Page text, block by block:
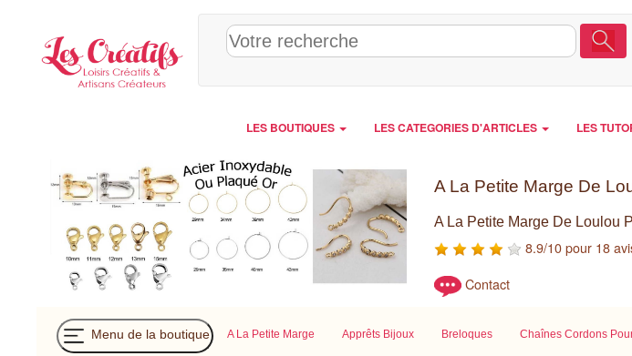
LES BOUTIQUES LES CATEGORIES D'ARTICLES LES
A La Petite Marge De
A La Petite Marge De Loulou
8.9/10 pour 18
Contact
Menu de la boutique A La Petite Marge Apprêts Bijoux Breloques Chaînes Cordons